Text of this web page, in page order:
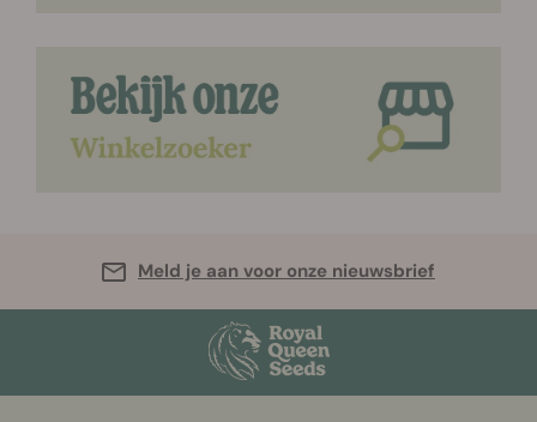
Meld je aan voor onze nieuwsbrief